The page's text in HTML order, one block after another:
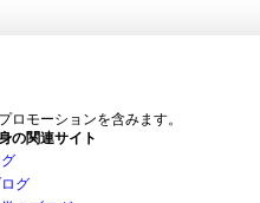
ロモーションを含みます。
の関連サイト
グ